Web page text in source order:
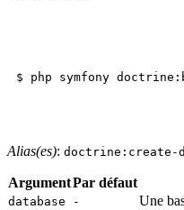
Alias(es): doctrine:create-
ArgumentPar défaut
database -
Une